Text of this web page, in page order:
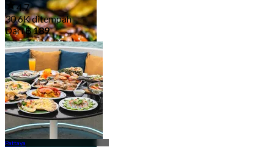
Gril/BBQ
26 Kedai-kedai
4.7
30.6K ditempah
Dari฿ 189
Pattaya